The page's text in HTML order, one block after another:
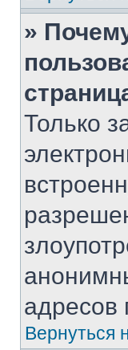
»
Только
адресов
Вернуться